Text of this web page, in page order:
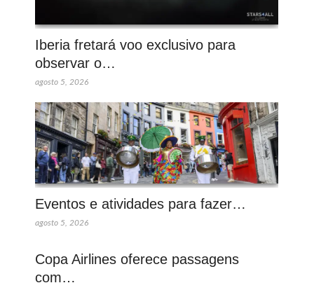
Iberia fretará voo exclusivo para
observar o…
agosto 5, 2026
Eventos e atividades para fazer…
agosto 5, 2026
Copa Airlines oferece passagens
com…